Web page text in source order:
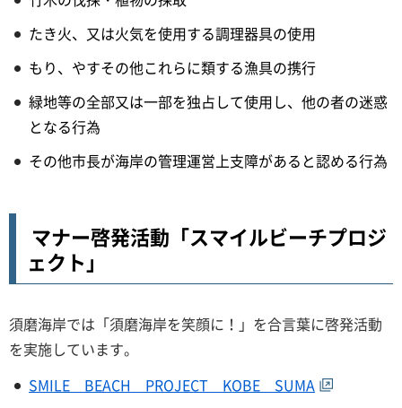
たき火、又は火気を使用する調理器具の使用
もり、やすその他これらに類する漁具の携行
緑地等の全部又は一部を独占して使用し、他の者の迷惑
となる行為
その他市長が海岸の管理運営上支障があると認める行為
マナー啓発活動「スマイルビーチプロジ
ェクト」
須磨海岸では「須磨海岸を笑顔に！」を合言葉に啓発活動
を実施しています。
SMILE BEACH PROJECT KOBE SUMA